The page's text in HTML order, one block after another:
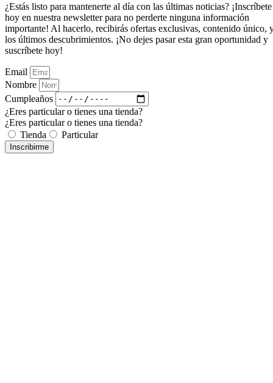
¿Estás listo para mantenerte al día con las últimas noticias? ¡Inscríbete
hoy en nuestra newsletter para no perderte ninguna información
importante! Al hacerlo, recibirás ofertas exclusivas, contenido único,
los últimos descubrimientos. ¡No dejes pasar esta gran oportunidad y
suscríbete hoy!
Email
Nombre
Cumpleaños
¿Eres particular o tienes una tienda?
¿Eres particular o tienes una tienda?
Tienda
Particular
Inscribirme